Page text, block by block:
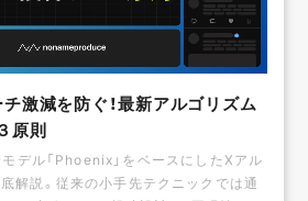
激減を防ぐ！最新アルゴリズム
原則
デル「Phoenix」をベースにしたXアル
解説。従来の小手先テクニックでは通